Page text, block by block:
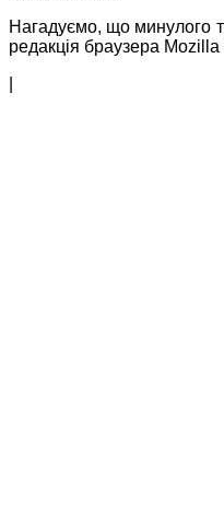
Нагадуємо, що минулого
редакція браузера